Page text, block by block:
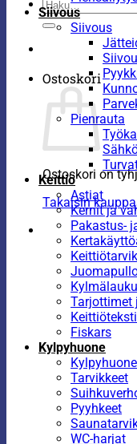
Etsi:
Ostoskori
Ostoskori on
Takaisin
Siivous
Siivous
Pienrauta
Keittiö
Astiat
Kernit ja
Pakastus-
Tarjottimet
Fiskars
Kylpyhuone
Tarvikkeet
Pyyhkeet
WC-harjat